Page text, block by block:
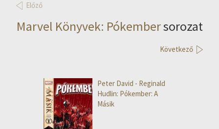
Előző
Marvel Könyvek: Pókembersorozat
Következő
Peter David - Reginald
Hudlin: Pókember: A
Másik